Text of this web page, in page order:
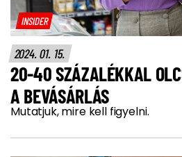
INSIDER
2024. 01. 15.
20-40 SZÁZALÉKKAL
A BEVÁSÁRLÁS
Mutatjuk, mire kell figyelni.